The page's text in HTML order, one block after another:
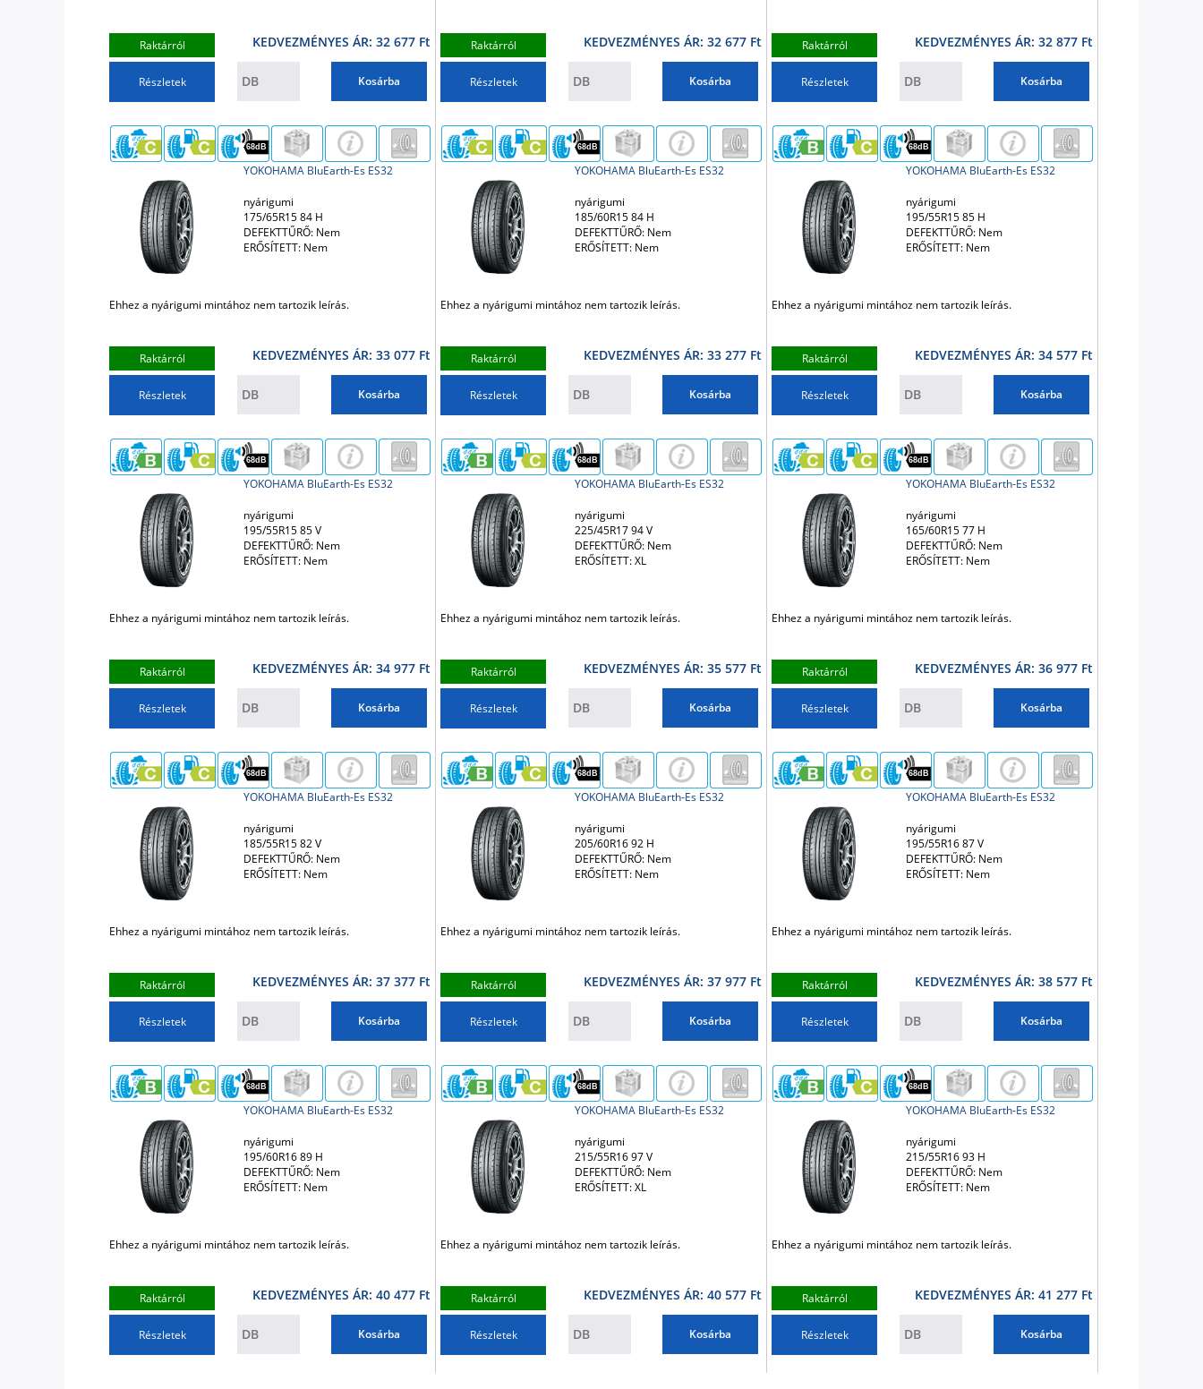
Raktárról KEDVEZMÉNYES ÁR: 32 677 Ft
Részletek Kosárba
Raktárról KEDVEZMÉNYES ÁR: 32 677 Ft
Részletek Kosárba
Raktárról KEDVEZMÉNYES ÁR: 32 877 Ft
Részletek Kosárba
68dB
YOKOHAMA BluEarth-Es ES32
nyárigumi
175/65R15 84 H
DEFEKTTŰRŐ: Nem
ERŐSÍTETT: Nem
Ehhez a nyárigumi mintához nem tartozik leírás.
Raktárról KEDVEZMÉNYES ÁR: 33 077 Ft
Részletek Kosárba
68dB
YOKOHAMA BluEarth-Es ES32
nyárigumi
185/60R15 84 H
DEFEKTTŰRŐ: Nem
ERŐSÍTETT: Nem
Ehhez a nyárigumi mintához nem tartozik leírás.
Raktárról KEDVEZMÉNYES ÁR: 33 277 Ft
Részletek Kosárba
68dB
YOKOHAMA BluEarth-Es ES32
nyárigumi
195/55R15 85 H
DEFEKTTŰRŐ: Nem
ERŐSÍTETT: Nem
Ehhez a nyárigumi mintához nem tartozik leírás.
Raktárról KEDVEZMÉNYES ÁR: 34 577 Ft
Részletek Kosárba
68dB
YOKOHAMA BluEarth-Es ES32
nyárigumi
195/55R15 85 V
DEFEKTTŰRŐ: Nem
ERŐSÍTETT: Nem
Ehhez a nyárigumi mintához nem tartozik leírás.
Raktárról KEDVEZMÉNYES ÁR: 34 977 Ft
Részletek Kosárba
68dB
YOKOHAMA BluEarth-Es ES32
nyárigumi
225/45R17 94 V
DEFEKTTŰRŐ: Nem
ERŐSÍTETT: XL
Ehhez a nyárigumi mintához nem tartozik leírás.
Raktárról KEDVEZMÉNYES ÁR: 35 577 Ft
Részletek Kosárba
68dB
YOKOHAMA BluEarth-Es ES32
nyárigumi
165/60R15 77 H
DEFEKTTŰRŐ: Nem
ERŐSÍTETT: Nem
Ehhez a nyárigumi mintához nem tartozik leírás.
Raktárról KEDVEZMÉNYES ÁR: 36 977 Ft
Részletek Kosárba
68dB
YOKOHAMA BluEarth-Es ES32
nyárigumi
185/55R15 82 V
DEFEKTTŰRŐ: Nem
ERŐSÍTETT: Nem
Ehhez a nyárigumi mintához nem tartozik leírás.
Raktárról KEDVEZMÉNYES ÁR: 37 377 Ft
Részletek Kosárba
68dB
YOKOHAMA BluEarth-Es ES32
nyárigumi
205/60R16 92 H
DEFEKTTŰRŐ: Nem
ERŐSÍTETT: Nem
Ehhez a nyárigumi mintához nem tartozik leírás.
Raktárról KEDVEZMÉNYES ÁR: 37 977 Ft
Részletek Kosárba
68dB
YOKOHAMA BluEarth-Es ES32
nyárigumi
195/55R16 87 V
DEFEKTTŰRŐ: Nem
ERŐSÍTETT: Nem
Ehhez a nyárigumi mintához nem tartozik leírás.
Raktárról KEDVEZMÉNYES ÁR: 38 577 Ft
Részletek Kosárba
68dB
YOKOHAMA BluEarth-Es ES32
nyárigumi
195/60R16 89 H
DEFEKTTŰRŐ: Nem
ERŐSÍTETT: Nem
Ehhez a nyárigumi mintához nem tartozik leírás.
Raktárról KEDVEZMÉNYES ÁR: 40 477 Ft
Részletek Kosárba
68dB
YOKOHAMA BluEarth-Es ES32
nyárigumi
215/55R16 97 V
DEFEKTTŰRŐ: Nem
ERŐSÍTETT: XL
Ehhez a nyárigumi mintához nem tartozik leírás.
Raktárról KEDVEZMÉNYES ÁR: 40 577 Ft
Részletek Kosárba
68dB
YOKOHAMA BluEarth-Es ES32
nyárigumi
215/55R16 93 H
DEFEKTTŰRŐ: Nem
ERŐSÍTETT: Nem
Ehhez a nyárigumi mintához nem tartozik leírás.
Raktárról KEDVEZMÉNYES ÁR: 41 277 Ft
Részletek Kosárba